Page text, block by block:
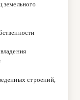
земельного
строений,